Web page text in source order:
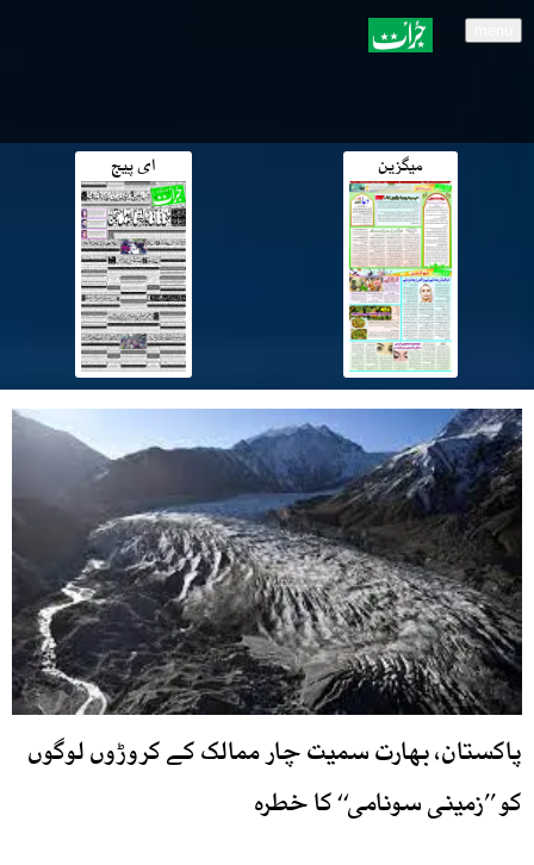
میگزین ای پیج
پاکستان، بھارت سمیت چار ممالک کے کروڑوں لوگوں
کو ’’زمینی سونامی‘‘ کا خطرہ